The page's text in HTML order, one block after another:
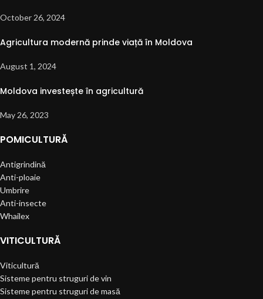
October 26, 2024
Agricultura modernă prinde viață în Moldova
August 1, 2024
Moldova investește în agricultură
May 26, 2023
POMICULTURĂ
Antigrindină
Anti-ploaie
Umbrire
Anti-insecte
Whailex
VITICULTURĂ
Viticultură
Sisteme pentru struguri de vin
Sisteme pentru struguri de masă